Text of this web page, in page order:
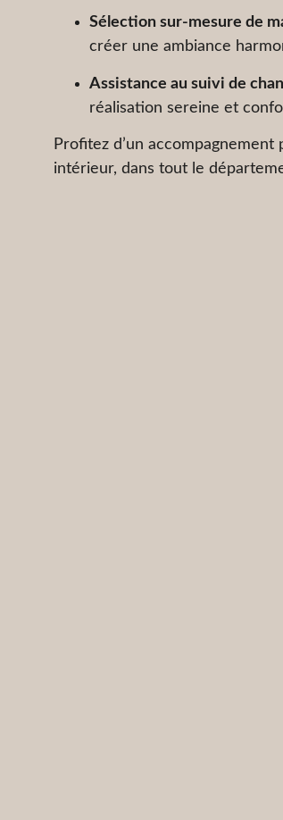
Sélection sur-mesure de
créer une ambiance
Assistance au suivi de
réalisation sereine et
Profitez d’un
intérieur, dans tout le